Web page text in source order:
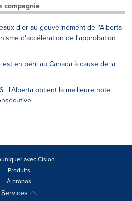
compagnie
d'or au gouvernement de l'Alberta
d'accélération de l'approbation
en péril au Canada à cause de la
: l'Alberta obtient la meilleure note
avec Cision
Produits
À propos
Services